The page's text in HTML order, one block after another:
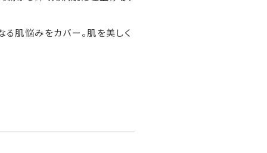
肌悩みをカバー。肌を美しく